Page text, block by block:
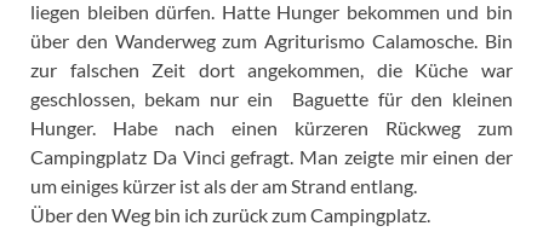
liegen bleiben dürfen. Hatte Hunger bekommen und bin
über den Wanderweg zum Agriturismo Calamosche. Bin
zur falschen Zeit dort angekommen, die Küche war
geschlossen, bekam nur ein Baguette für den kleinen
Hunger. Habe nach einen kürzeren Rückweg zum
Campingplatz Da Vinci gefragt. Man zeigte mir einen der
um einiges kürzer ist als der am Strand entlang.
Über den Weg bin ich zurück zum Campingplatz.